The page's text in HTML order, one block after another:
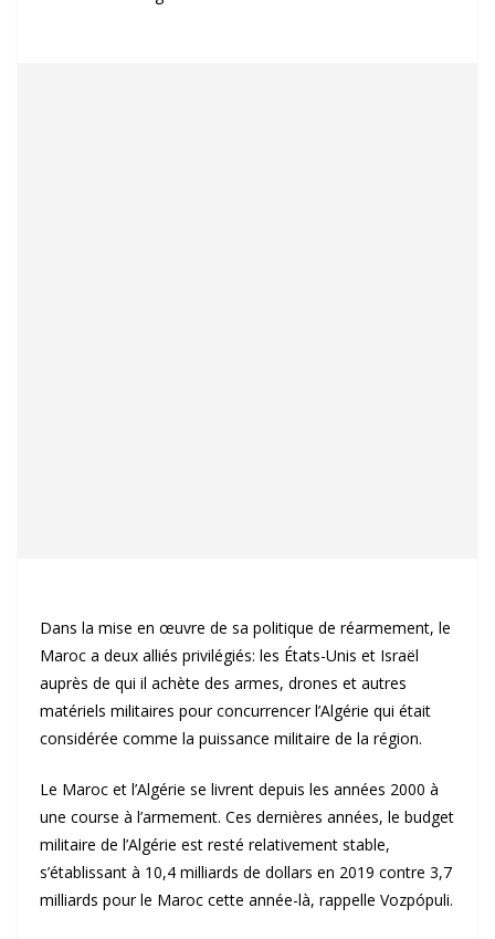
Dans la mise en œuvre de sa politique de réarmement, le
Maroc a deux alliés privilégiés: les États-Unis et Israël
auprès de qui il achète des armes, drones et autres
matériels militaires pour concurrencer l’Algérie qui était
considérée comme la puissance militaire de la région.
Le Maroc et l’Algérie se livrent depuis les années 2000 à
une course à l’armement. Ces dernières années, le budget
militaire de l’Algérie est resté relativement stable,
s’établissant à 10,4 milliards de dollars en 2019 contre 3,7
milliards pour le Maroc cette année-là, rappelle Vozpópuli.